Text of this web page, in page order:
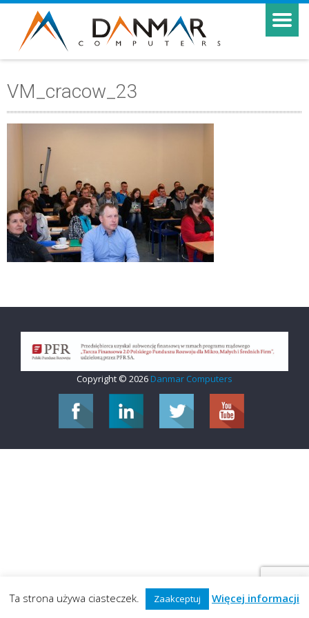
VM_cracow_23
Copyright © 2026 Danmar Computers
Ta strona używa ciasteczek. Zaakceptuj Więcej informacji